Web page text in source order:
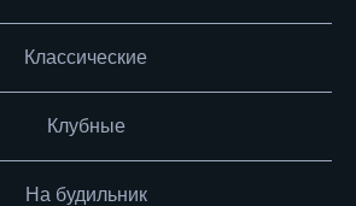
Классические
Клубные
На будильник